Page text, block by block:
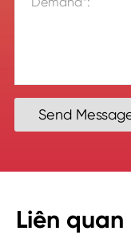
Send
Liên